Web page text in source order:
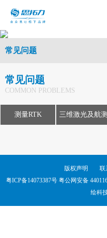
常见问题
常见问题
COMMON PROBLEMS
测量RTK 三维激光及航测
版权声明 联
粤ICP备14073387号 粤公网安备
绘科